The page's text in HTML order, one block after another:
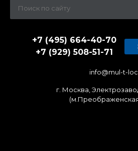
info@mul-t-
+7 (495) 664-40-70
+7 (929) 508-51-71
г. Москва,